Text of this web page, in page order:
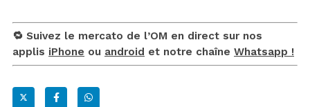
🔁 Suivez le mercato de l’OM en direct sur nos
applis iPhone ou android et notre chaîne Whatsapp !